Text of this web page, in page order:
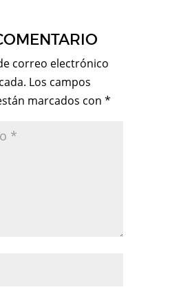
correo electrónico
Los campos
marcados con *